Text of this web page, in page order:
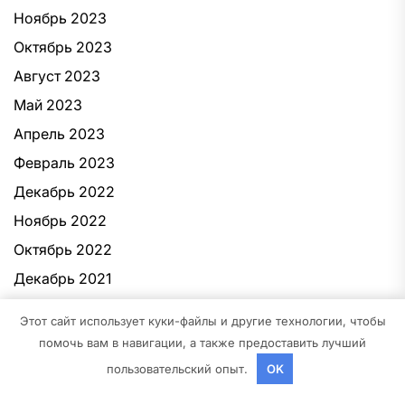
Ноябрь 2023
Октябрь 2023
Август 2023
Май 2023
Апрель 2023
Февраль 2023
Декабрь 2022
Ноябрь 2022
Октябрь 2022
Декабрь 2021
Рубрики
Этот сайт использует куки-файлы и другие технологии, чтобы
помочь вам в навигации, а также предоставить лучший
пользовательский опыт.
OK